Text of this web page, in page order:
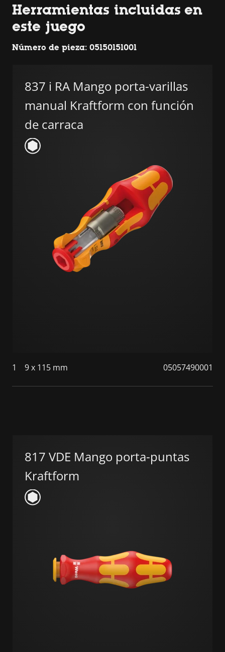
Herramientas incluidas en
este juego
Número de pieza: 05150151001
837 i RA Mango porta-varillas
manual Kraftform con función
de carraca
1 9 x 115 mm 05057490001
817 VDE Mango porta-puntas
Kraftform